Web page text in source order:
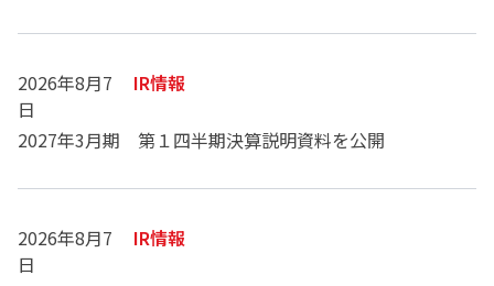
2026年8月7
日
IR情報
2027年3月期 第１四半期決算説明資料を公開
2026年8月7
日
IR情報